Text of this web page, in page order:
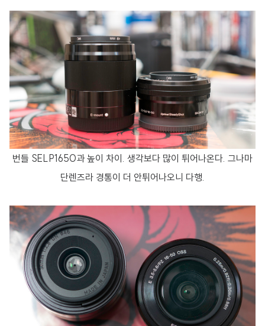
번들 SELP1650과 높이 차이. 생각보다 많이 튀어나온다. 그나마
단렌즈라 경통이 더 안튀어나오니 다행.